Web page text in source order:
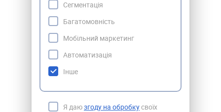
Сегментація
Багатомовність
Мобільний маркетинг
Автоматизація
Інше
Я даюзгоду на обробкусвоїх